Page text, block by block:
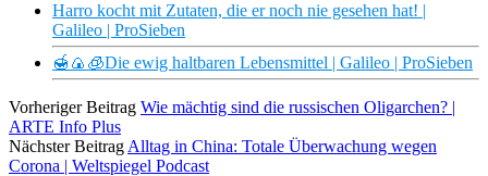
Harro kocht mit Zutaten, die er noch nie gesehen hat! |
Galileo | ProSieben
🍯🍙🧊Die ewig haltbaren Lebensmittel | Galileo | ProSieben
Vorheriger Beitrag Wie mächtig sind die russischen Oligarchen? |
ARTE Info Plus
Nächster Beitrag Alltag in China: Totale Überwachung wegen
Corona | Weltspiegel Podcast